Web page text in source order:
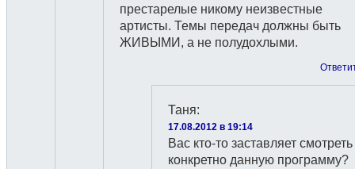
престарелые никому неизвестные
артисты. Темы передач должны быть
ЖИВЫМИ, а не полудохлыми.
Таня:
17.08.2012 в 19:14
Вас кто-то заставляет смотреть
конкретно данную программу?